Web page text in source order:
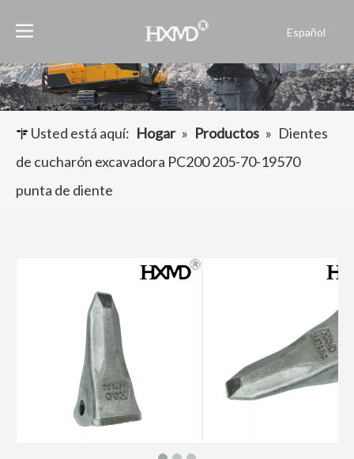
Español
العربية
Français
Usted está aquí: Hogar » Productos » Dientes
de cucharón excavadora PC200 205-70-19570
punta de diente